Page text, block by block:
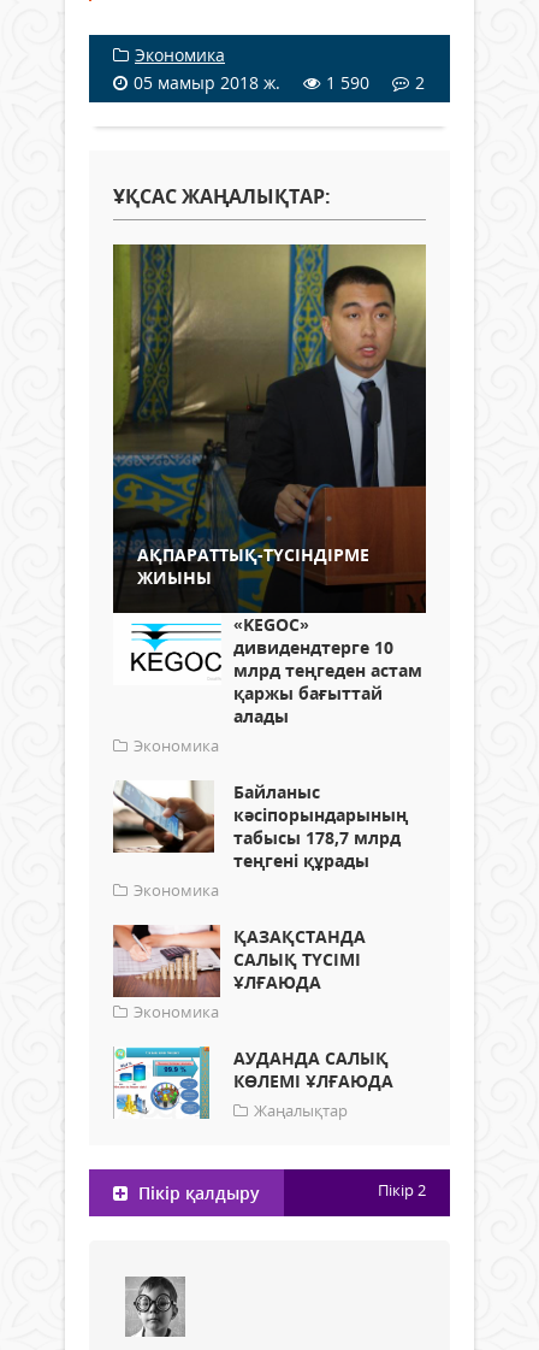
Экономика
05 мамыр 2018 ж.
1 590 2
ҰҚСАС ЖАҢАЛЫҚТАР:
АҚПАРАТТЫҚ-ТҮСІНДІРМЕ
ЖИЫНЫ
«KEGOC»
дивидендтерге 10
млрд теңгеден астам
қаржы бағыттай
алады
Экономика
Байланыс
кәсіпорындарының
табысы 178,7 млрд
теңгені құрады
Экономика
ҚАЗАҚСТАНДА
САЛЫҚ ТҮСІМІ
ҰЛҒАЮДА
Экономика
АУДАНДА САЛЫҚ
КӨЛЕМІ ҰЛҒАЮДА
Жаңалықтар
Пікір қалдыру Пікір2